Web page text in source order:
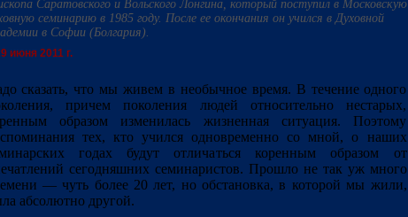
Саратовского и Вольского Лонгина, который поступил в Московскую
семинарию в 1985 году. После ее окончания он учился в Духовной
в Софии (Болгария).
июня 2011 г.
сказать, что мы живем в необычное время. В течение одного
причем поколения людей относительно нестарых,
образом изменилась жизненная ситуация. Поэтому
тех, кто учился одновременно со мной, о наших
годах будут отличаться коренным образом от
сегодняшних семинаристов. Прошло не так уж много
― чуть более 20 лет, но обстановка, в которой мы жили,
абсолютно другой.